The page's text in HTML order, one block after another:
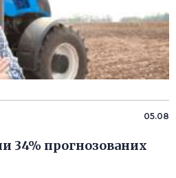
05.08
34% прогнозованих